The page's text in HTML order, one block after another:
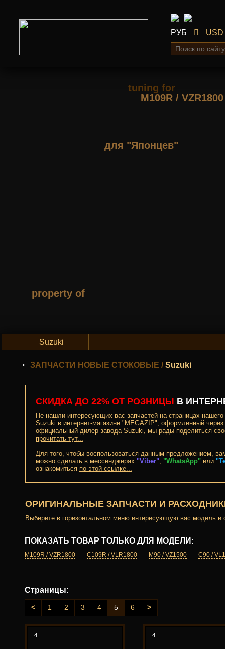
РУБ USD
tuning for
М109R / VZR1800
для "Японцев"
property of
Suzuki
ЗАПЧАСТИ НОВЫЕ СТОКОВЫЕ / Suzuki
СКИДКА ДО 22% ОТ РОЗНИЦЫ В
Не нашли интересующих вас запчастей на страницах
Suzuki в интернет-магазине "MEGAZIP", оформленный
официальный дилер завода Suzuki, мы рады поделиться
прочитать тут...
Для того, чтобы воспользоваться данным предложением,
можно сделать в мессенджерах "Viber", "WhatsApp" или
ознакомиться по этой ссылке...
ОРИГИНАЛЬНЫЕ ЗАПЧАСТИ И
Выберите в горизонтальном меню интересующую вас модель и
ПОКАЗАТЬ ТОВАР ТОЛЬКО ДЛЯ МОДЕЛИ:
M109R / VZR1800 C109R / VLR1800 M90 / VZ1500 C90 /
Страницы:
< 1 2 3 4 5 6 >
4 4